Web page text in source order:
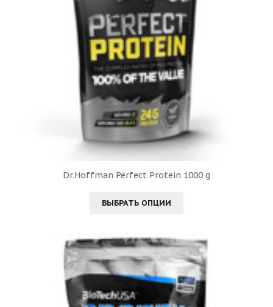
Dr.Hoffman Perfect Protein 1000 g
ВЫБРАТЬ ОПЦИИ